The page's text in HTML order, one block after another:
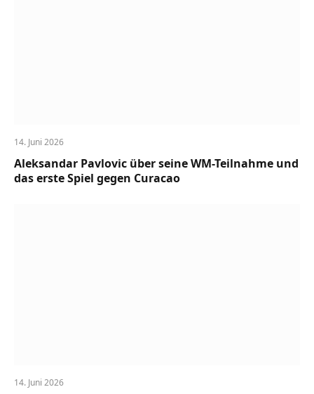
14. Juni 2026
Aleksandar Pavlovic über seine WM-Teilnahme und
das erste Spiel gegen Curacao
14. Juni 2026